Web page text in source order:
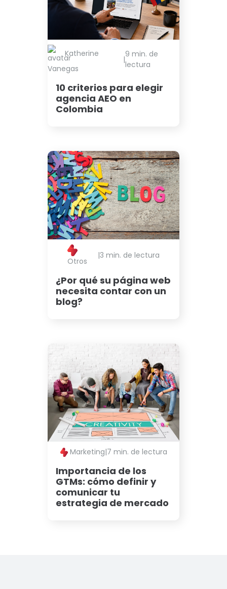
Katherine
Vanegas
|
9 min. de
lectura
10 criterios para elegir
agencia AEO en
Colombia
Otros
|3 min. de lectura
¿Por qué su página web
necesita contar con un
blog?
Marketing|7 min. de lectura
Importancia de los
GTMs: cómo definir y
comunicar tu
estrategia de mercado